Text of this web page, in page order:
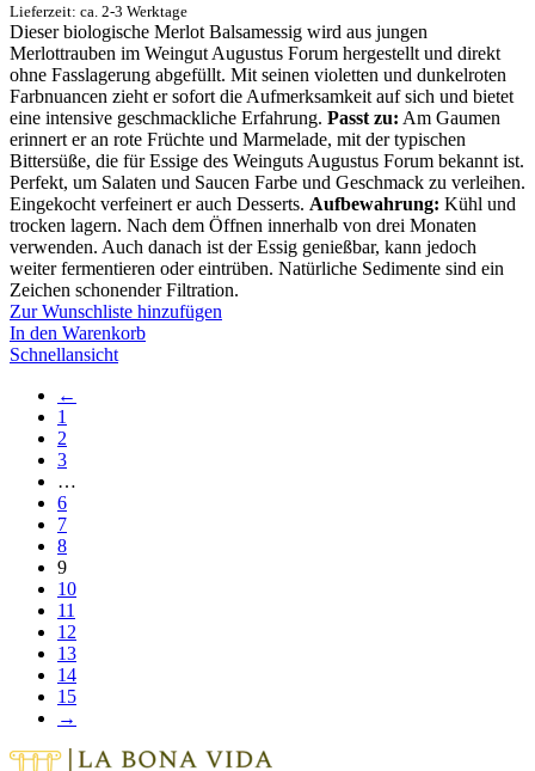
Lieferzeit: ca. 2-3 Werktage
Dieser biologische Merlot Balsamessig wird aus jungen
Merlottrauben im Weingut Augustus Forum hergestellt und direkt
ohne Fasslagerung abgefüllt. Mit seinen violetten und dunkelroten
Farbnuancen zieht er sofort die Aufmerksamkeit auf sich und bietet
eine intensive geschmackliche Erfahrung. Passt zu: Am Gaumen
erinnert er an rote Früchte und Marmelade, mit der typischen
Bittersüße, die für Essige des Weinguts Augustus Forum bekannt ist.
Perfekt, um Salaten und Saucen Farbe und Geschmack zu verleihen.
Eingekocht verfeinert er auch Desserts. Aufbewahrung: Kühl und
trocken lagern. Nach dem Öffnen innerhalb von drei Monaten
verwenden. Auch danach ist der Essig genießbar, kann jedoch
weiter fermentieren oder eintrüben. Natürliche Sedimente sind ein
Zeichen schonender Filtration.
Zur Wunschliste hinzufügen
In den Warenkorb
Schnellansicht
←
1
2
3
…
6
7
8
9
10
11
12
13
14
15
→